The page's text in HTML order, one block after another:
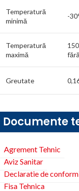
Temperatură
minimă
-
Temperatură
maximă
Greutate
Documente
Agrement Tehnic
Aviz Sanitar
Declaratie de
Fisa Tehnica